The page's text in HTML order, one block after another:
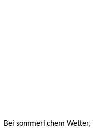
Bei sommerlichem Wetter,